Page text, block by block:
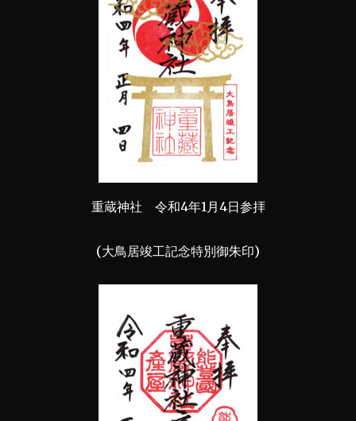
重蔵神社 令和4年1月4日参拝
(大鳥居竣工記念特別御朱印)